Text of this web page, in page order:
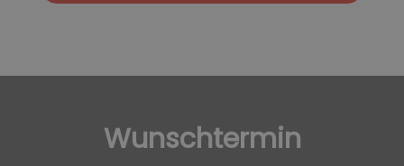
Wunschtermin